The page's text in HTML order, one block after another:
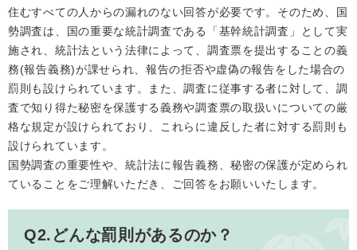
住むすべての人からの漏れのない回答が必要です。そのため、国
勢調査は、国の重要な統計調査である「基幹統計調査」として実
施され、統計法という法律によって、調査票を提出することの義
務(報告義務)が課せられ、報告の拒否や虚偽の報告をした場合の
罰則も設けられています。また、調査に従事する者に対して、調
査で知り得た秘密を保護する義務や調査票の取扱いについての厳
格な規定が設けられており、これらに違反した者に対する罰則も
設けられています。
国勢調査の重要性や、統計法に報告義務、秘密の保護が定められ
ていることをご理解いただき、ご回答をお願いいたします。
Q2.どんな罰則があるのか？